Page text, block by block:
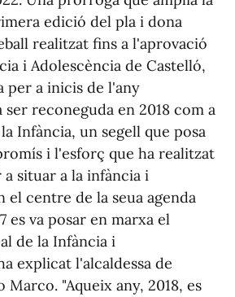
edició del pla i dona
realitzat fins a l'aprovació
i Adolescència de Castelló,
per a inicis de l'any
ser reconeguda en 2018 com a
Infància, un segell que posa
i l'esforç que ha realitzat
situar a la infància i
el centre de la seua agenda
es va posar en marxa el
de la Infància i
explicat l'alcaldessa de
Marco. "Aqueix any, 2018, es